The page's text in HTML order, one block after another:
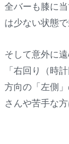
全バーも膝に
は少ない状態で
そして意外に
「右回り（時
方向の「左側
さんや苦手な